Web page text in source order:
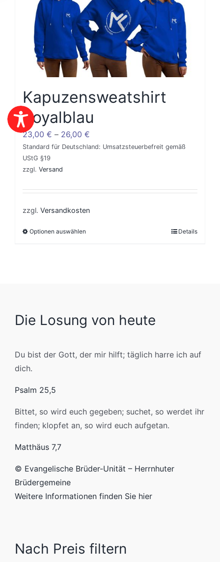
variants.
The
options
may
be
chosen
on
product
page
Kapuzensweatshirt
Royalblau
23,00 € – 26,00 €
Standard für Deutschland: Umsatzsteuerbefreit gemäß
UStG §19
zzgl. Versand
zzgl. Versandkosten
Optionen auswählen
options
may
chosen
page
Details
Die Losung von heute
Du bist der Gott, der mir hilft; täglich harre ich auf
dich.
Psalm 25,5
Bittet, so wird euch gegeben; suchet, so werdet ihr
finden; klopfet an, so wird euch aufgetan.
Matthäus 7,7
© Evangelische Brüder-Unität – Herrnhuter
Brüdergemeine
Weitere Informationen finden Sie hier
Nach Preis filtern